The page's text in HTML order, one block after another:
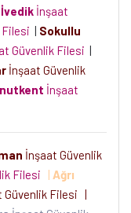
İvedik İnşaat
Filesi | Sokullu
Güvenlik Filesi |
İnşaat Güvenlik
İnşaat
İnşaat Güvenlik
Filesi | Ağrı
Güvenlik Filesi |